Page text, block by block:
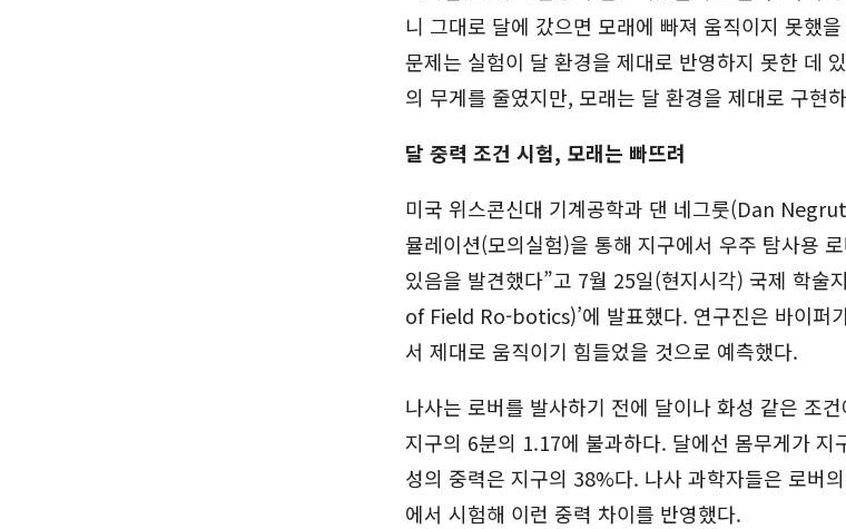
니 그대로 달에 갔으면 모래에 빠져 움직이지 못했
문제는 실험이 달 환경을 제대로 반영하지 못한 데
의 무게를 줄였지만, 모래는 달 환경을 제대로 구현
달 중력 조건 시험, 모래는 빠뜨려
미국 위스콘신대 기계공학과 댄 네그룻(Dan
뮬레이션(모의실험)을 통해 지구에서 우주 탐사용
있음을 발견했다”고 7월 25일(현지시각) 국제 학술
of Field Ro-botics)’에 발표했다. 연구진은 바이퍼
서 제대로 움직이기 힘들었을 것으로 예측했다.
나사는 로버를 발사하기 전에 달이나 화성 같은 조
지구의 6분의 1.17에 불과하다. 달에선 몸무게가 지
성의 중력은 지구의 38%다. 나사 과학자들은 로버
에서 시험해 이런 중력 차이를 반영했다.